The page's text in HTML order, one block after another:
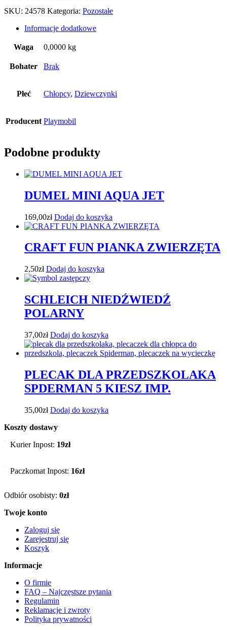
SKU: 24578 Kategoria: Pozostałe
Informacje dodatkowe
Waga 0,0000 kg
Bohater Brak
Płeć Chłopcy, Dziewczynki
Producent Playmobil
Podobne produkty
DUMEL MINI AQUA JET
169,00zł Dodaj do koszyka
CRAFT FUN PIANKA ZWIERZĘTA
2,50zł Dodaj do koszyka
SCHLEICH NIEDŹWIEDŹ
POLARNY
37,00zł Dodaj do koszyka
PLECAK DLA PRZEDSZKOLAKA
SPDERMAN 5 KIESZ IMP.
35,00zł Dodaj do koszyka
Koszty dostawy
Kurier Inpost: 19zł
Paczkomat Inpost: 16zł
Odbiór osobisty: 0zł
Twoje konto
Zaloguj się
Zarejestruj się
Koszyk
Informacje
O firmie
FAQ – Najczęstsze pytania
Regulamin
Reklamacje i zwroty
Polityka prywatności